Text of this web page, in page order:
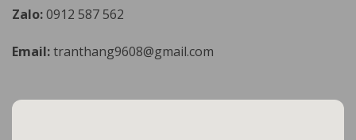
Zalo:0912 587 562
Email:tranthang9608@gmail.com